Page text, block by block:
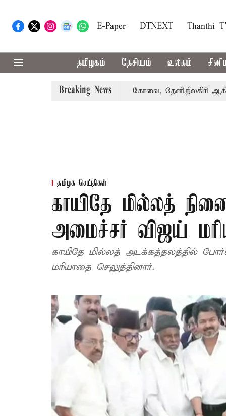
E-Paper DTNEXT Thanthi
தமிழகம் தேசியம் உலகம்
Breaking News
வாபஸ் பெற்றார் சங்கீதா கோவை, தேனி,நீலகிரி ஆகிய
தமிழக செய்திகள்
காயிதே மில்லத்
அமைச்சர் விஜய்
காயிதே மில்லத் அடக்கத்தலத்தில்
மரியாதை செலுத்தினார்.